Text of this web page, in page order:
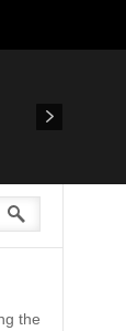
19 червня
the